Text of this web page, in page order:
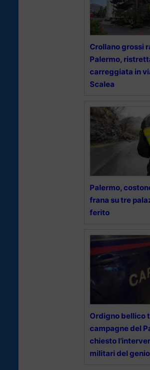
Crollano grossi
Palermo,
carreggiata in
Scalea
Palermo,
frana su tre
ferito
Ordigno bellico
campagne del
chiesto
militari del